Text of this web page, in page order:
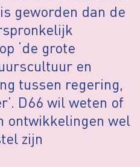
geworden dan de
‘de grote
en
tussen regering,
D66 wil weten of
ontwikkelingen wel
zijn